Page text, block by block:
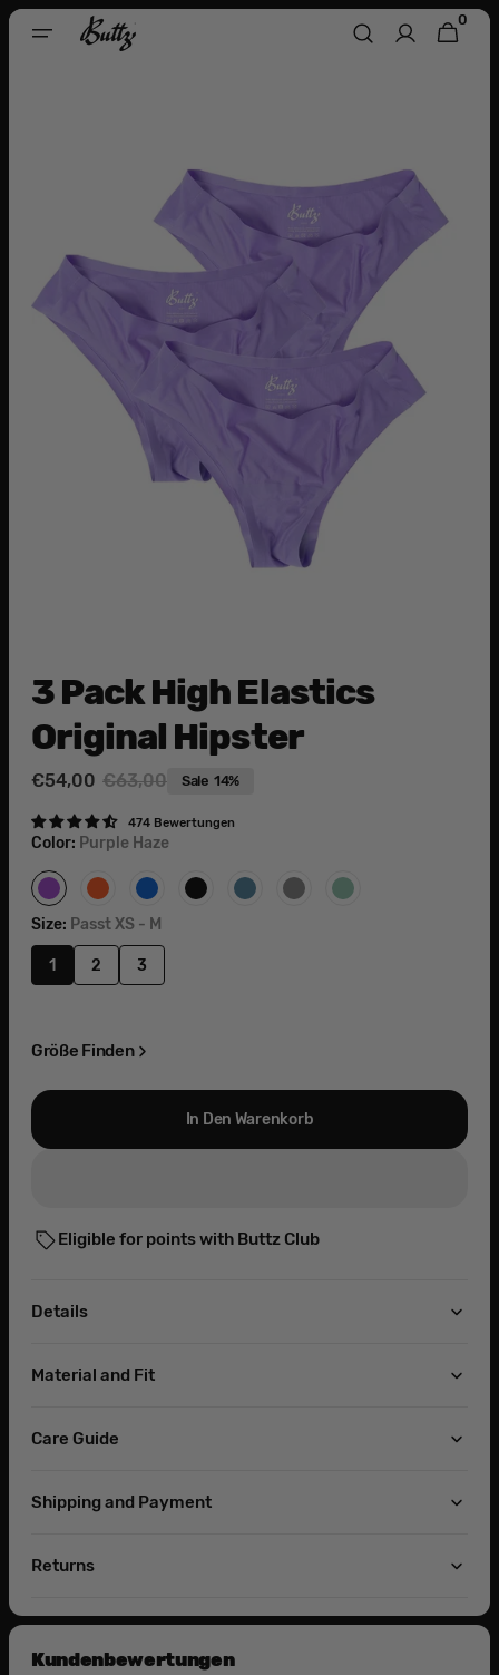
Content
CART
0
0
ITEMS
3 Pack High Elastics
Original Hipster
Sale
price
€54,00
Regular
price
€63,00 Sale 14%
474 Bewertungen
Details
Material and Fit
Care Guide
Shipping and Payment
Returns
Color: Purple Haze
Purple
Haze
Blazing
Orange
Fizzy
Blue
SpaceSmokySolid
Dusty
Size: Passt XS - M
1
Variant
or
2
Variant
or
3
Variant
or
Größe Finden
In Den Warenkorb
Eligible for points with Buttz Club
Kundenbewertungen